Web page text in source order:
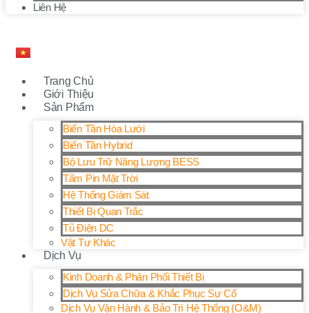
Liên Hệ
Trang Chủ
Giới Thiệu
Sản Phẩm
Biến Tần Hòa Lưới
Biến Tần Hybrid
Bộ Lưu Trữ Năng Lượng BESS
Tấm Pin Mặt Trời
Hệ Thống Giám Sát
Thiết Bị Quan Trắc
Tủ Điện DC
Vật Tư Khác
Dịch Vụ
Kinh Doanh & Phân Phối Thiết Bị
Dịch Vụ Sửa Chữa & Khắc Phục Sự Cố
Dịch Vụ Vận Hành & Bảo Trì Hệ Thống (O&M)